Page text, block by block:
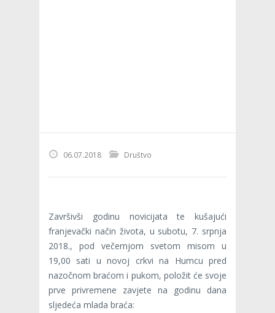
06.07.2018 Društvo
Završivši godinu novicijata te kušajući
franjevački način života, u subotu, 7. srpnja
2018., pod večernjom svetom misom u
19,00 sati u novoj crkvi na Humcu pred
nazočnom braćom i pukom, položit će svoje
prve privremene zavjete na godinu dana
sljedeća mlada braća: